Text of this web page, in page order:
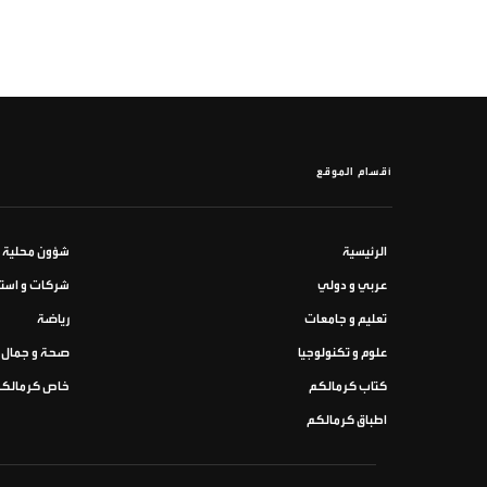
أقسام الموقع
الرئيسية شؤون محلية
عربي و دولي شركات و
تعليم و جامعات رياضة
علوم و تكنولوجيا صحة و جمال
كتاب كرمالكم خاص
اطباق كرمالكم